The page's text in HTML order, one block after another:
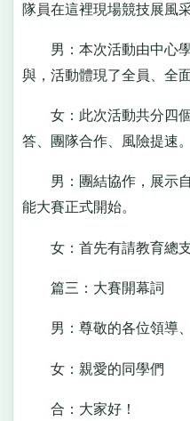
隊員在這裡現場競技展風采
男：本次活動由中心學
與，活動體現了全員、全
女：此次活動共分四個
答、團隊合作、風險提速。
男：團結協作，展示自
能大賽正式開始。
女：首先有請教育總支
篇三：大賽開幕詞
男：尊敬的各位領導、
女：親愛的同學們
合：大家好！